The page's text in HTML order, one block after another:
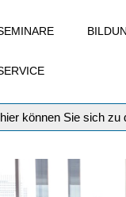
können Sie sich